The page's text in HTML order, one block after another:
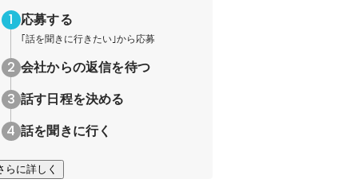
応募する
｢話を聞きに行きたい｣から応募
会社からの返信を待つ
話す日程を決める
話を聞きに行く
らに詳しく